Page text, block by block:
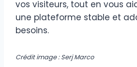
vos visiteurs, tout en vous
une plateforme stable et
besoins.
Crédit image : Serj Marco